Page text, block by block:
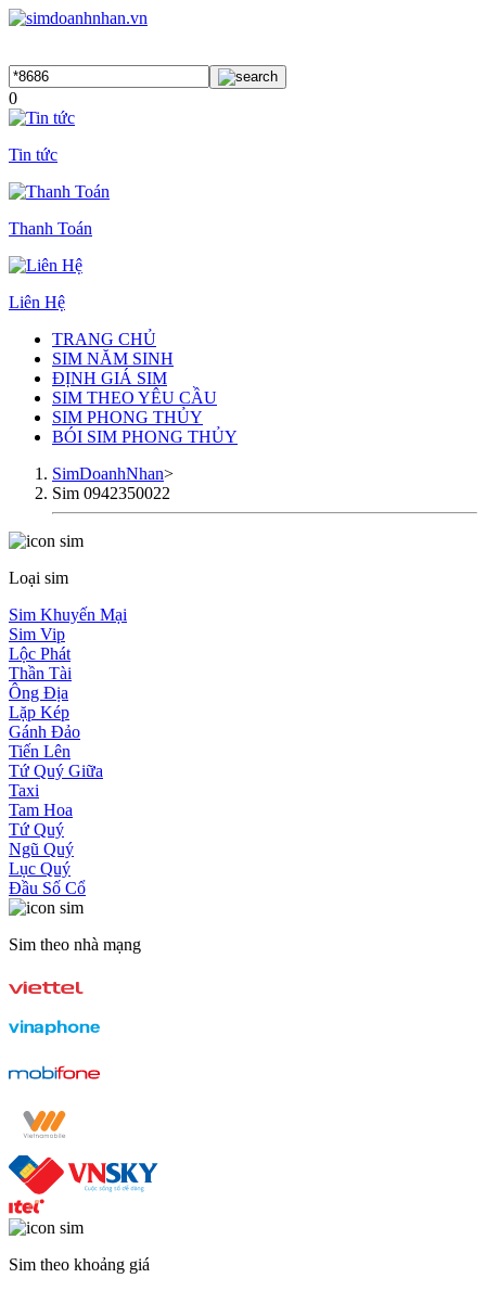
0
Tin tức
Thanh Toán
Liên Hệ
TRANG CHỦ
SIM NĂM SINH
ĐỊNH GIÁ SIM
SIM THEO YÊU CẦU
SIM PHONG THỦY
BÓI SIM PHONG THỦY
SimDoanhNhan>
Sim 0942350022
Loại sim
Sim Khuyến Mại
Sim Vip
Lộc Phát
Thần Tài
Ông Địa
Lặp Kép
Gánh Đảo
Tiến Lên
Tứ Quý Giữa
Taxi
Tam Hoa
Tứ Quý
Ngũ Quý
Lục Quý
Đầu Số Cổ
Sim theo nhà mạng
Sim theo khoảng giá